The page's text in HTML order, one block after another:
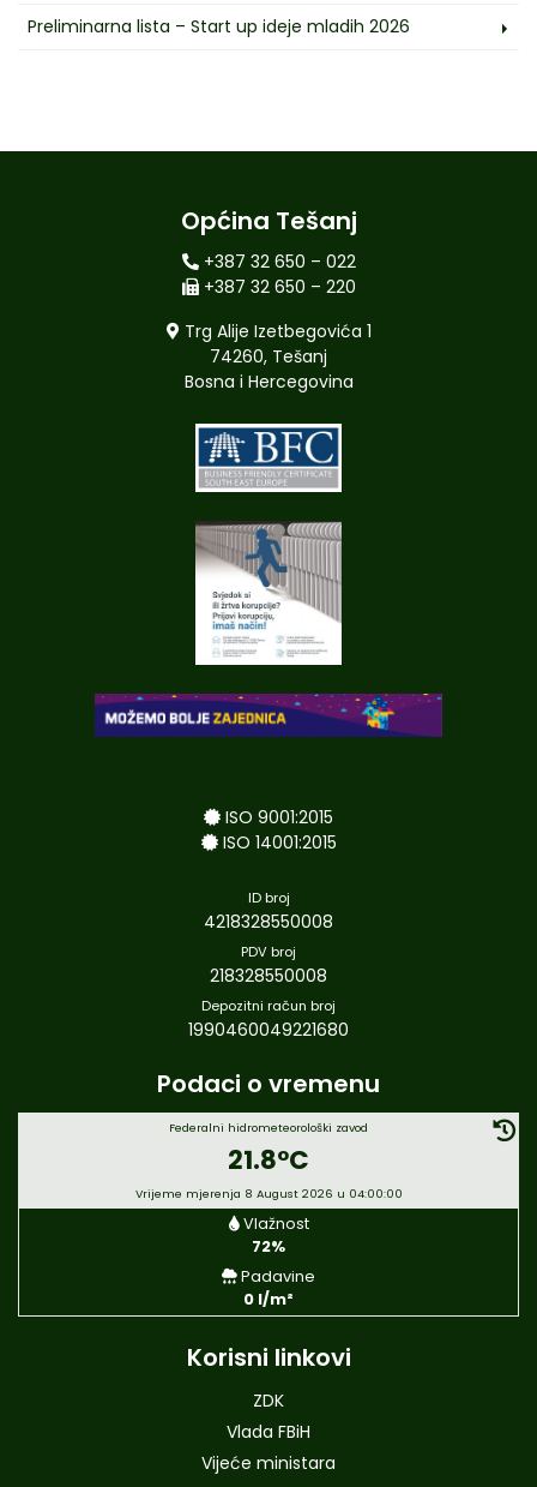
Preliminarna lista – Start up ideje mladih 2026
Općina Tešanj
+387 32 650 – 022
+387 32 650 – 220
Trg Alije Izetbegovića 1
74260, Tešanj
Bosna i Hercegovina
ISO 9001:2015
ISO 14001:2015
ID broj
4218328550008
PDV broj
218328550008
Depozitni račun broj
1990460049221680
Podaci o vremenu
Federalni hidrometeorološki zavod
21.8°C
Vrijeme mjerenja 8 August 2026 u 04:00:00
Vlažnost
72%
Padavine
0 l/m²
Korisni linkovi
ZDK
Vlada FBiH
Vijeće ministara